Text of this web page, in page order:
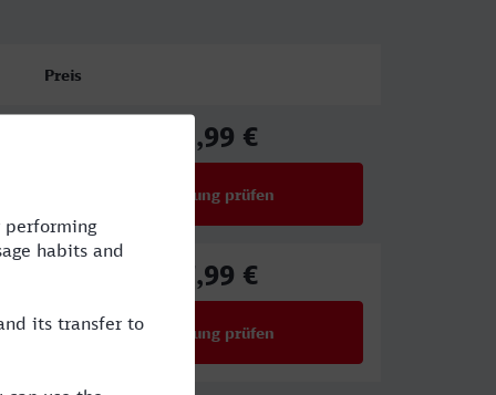
Preis
82,99 €
Verbindung prüfen
47,99 €
Verbindung prüfen